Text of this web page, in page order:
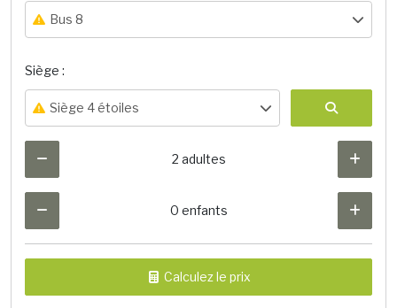
Bus 8
Siège :
Siège 4 étoiles
2 adultes
0 enfants
Calculez le prix